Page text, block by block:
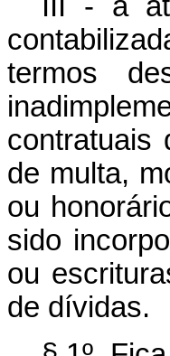
termos
contratuais
de multa,
ou
sido
ou
de dívidas.